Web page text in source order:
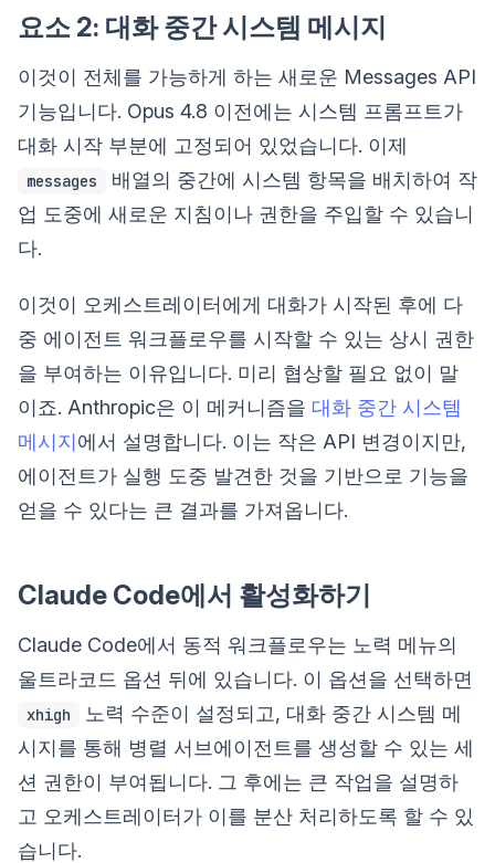
요소 2: 대화 중간 시스템 메시지
이것이 전체를 가능하게 하는 새로운 Messages API
기능입니다. Opus 4.8 이전에는 시스템 프롬프트가
대화 시작 부분에 고정되어 있었습니다. 이제
messages
배열의 중간에 시스템 항목을 배치하여 작
업 도중에 새로운 지침이나 권한을 주입할 수 있습니
다.
이것이 오케스트레이터에게 대화가 시작된 후에 다
중 에이전트 워크플로우를 시작할 수 있는 상시 권한
을 부여하는 이유입니다. 미리 협상할 필요 없이 말
이죠. Anthropic은 이 메커니즘을 대화 중간 시스템
메시지에서 설명합니다. 이는 작은 API 변경이지만,
에이전트가 실행 도중 발견한 것을 기반으로 기능을
얻을 수 있다는 큰 결과를 가져옵니다.
Claude Code에서 활성화하기
Claude Code에서 동적 워크플로우는 노력 메뉴의
울트라코드 옵션 뒤에 있습니다. 이 옵션을 선택하면
xhigh
노력 수준이 설정되고, 대화 중간 시스템 메
시지를 통해 병렬 서브에이전트를 생성할 수 있는 세
션 권한이 부여됩니다. 그 후에는 큰 작업을 설명하
고 오케스트레이터가 이를 분산 처리하도록 할 수 있
습니다.